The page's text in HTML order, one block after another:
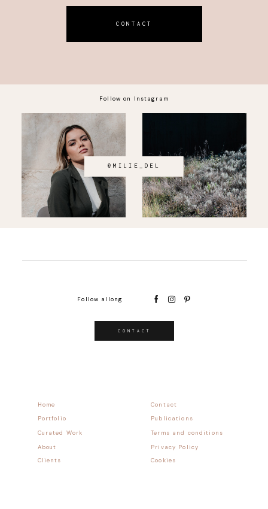
CONTACT
Follow on Instagram
@MILIE_DEL
Contact
Home
Follow allong
Publications
Portfolio
Terms and conditions
Curated Work
CONTACT
Privacy Policy
About
Cookies
Clients